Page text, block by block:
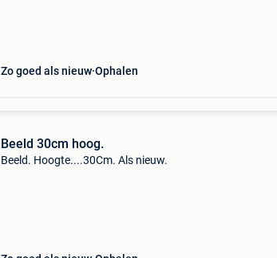
Zo goed als nieuw Ophalen
Beeld 30cm hoog.
Beeld. Hoogte....30Cm. Als nieuw.